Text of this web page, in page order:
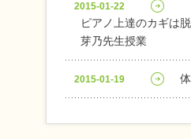
2015-01-22
ピアノ上達のカギは
芽乃先生授業
2015-01-19